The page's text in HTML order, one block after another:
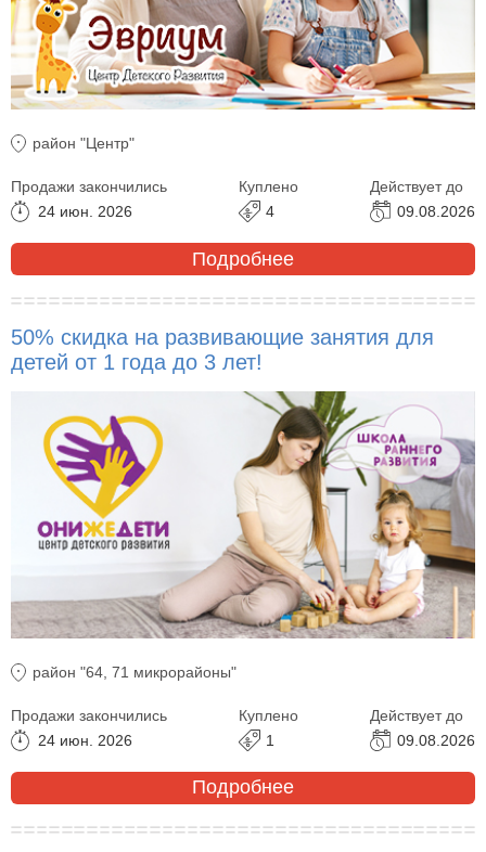
район "Центр"
Продажи закончились
24 июн. 2026
Куплено
4
Действует до
09.08.2026
Подробнее
50% скидка на развивающие занятия для
детей от 1 года до 3 лет!
район "64, 71 микрорайоны"
Продажи закончились
24 июн. 2026
Куплено
1
Действует до
09.08.2026
Подробнее